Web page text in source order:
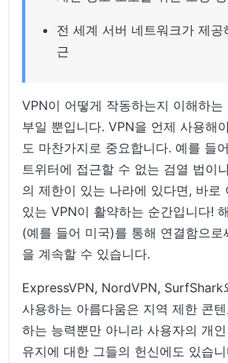
전 세계 서버 네트워크가 제공
근
VPN이 어떻게 작동하는지 이해하는
부일 뿐입니다. VPN을 언제 사용해
도 마찬가지로 중요합니다. 예를 들
트위터에 접근할 수 없는 검열 법이
의 제한이 있는 나라에 있다면, 바로
있는 VPN이 활약하는 순간입니다!
(예를 들어 미국)를 통해 연결함으로
을 계속할 수 있습니다.
ExpressVPN, NordVPN, SurfShark
사용하는 아름다움은 지역 제한 콘
하는 능력뿐만 아니라 사용자의 개
유지에 대한 그들의 헌신에도 있습